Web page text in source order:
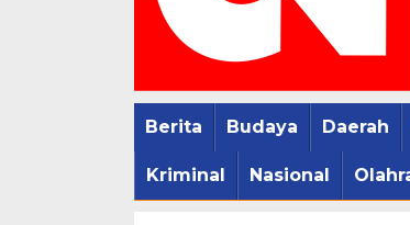
Berita Budaya Daerah
Kriminal Nasional